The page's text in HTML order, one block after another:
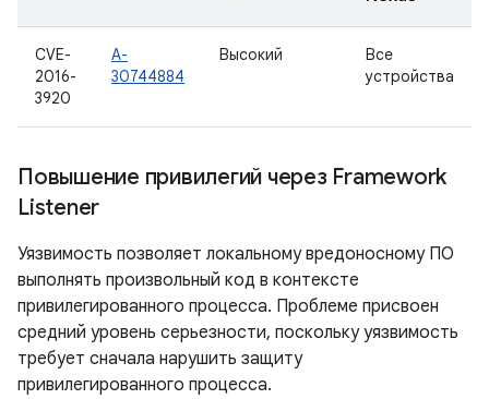
CVE-
2016-
3920
A-
30744884
Высокий
Все
устройства
Повышение привилегий через Framework
Listener
Уязвимость позволяет локальному вредоносному ПО
выполнять произвольный код в контексте
привилегированного процесса. Проблеме присвоен
средний уровень серьезности, поскольку уязвимость
требует сначала нарушить защиту
привилегированного процесса.